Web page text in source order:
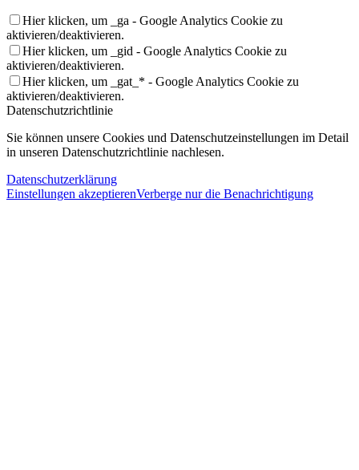
Hier klicken, um _ga - Google Analytics Cookie zu
aktivieren/deaktivieren.
Hier klicken, um _gid - Google Analytics Cookie zu
aktivieren/deaktivieren.
Hier klicken, um _gat_* - Google Analytics Cookie zu
aktivieren/deaktivieren.
Datenschutzrichtlinie
Sie können unsere Cookies und Datenschutzeinstellungen im Detail
in unseren Datenschutzrichtlinie nachlesen.
Datenschutzerklärung
Einstellungen akzeptierenVerberge nur die Benachrichtigung